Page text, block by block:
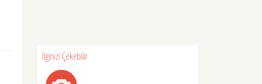
İlginizi Çekebilir